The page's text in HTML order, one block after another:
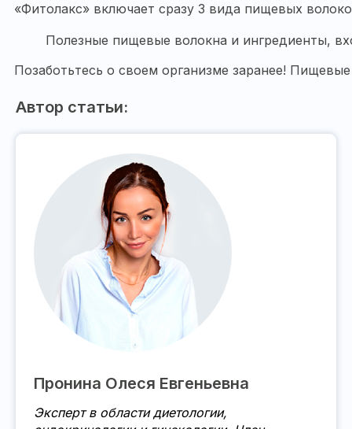
«Фитолакс» включает сразу 3 вида пищевых
Полезные пищевые волокна и ингредиенты,
Позаботьтесь о своем организме заранее!
Автор статьи:
Пронина Олеся Евгеньевна
Эксперт в области диетологии,